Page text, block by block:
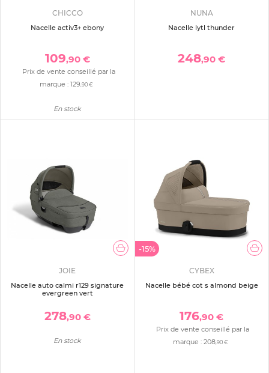
CHICCO
Nacelle activ3+ ebony
109,90 €
Prix de vente conseillé par la
marque : 129 ,90 €
En stock
NUNA
Nacelle lytl thunder
248,90 €
JOIE
Nacelle auto calmi r129 signature
evergreen vert
278,90 €
En stock
-15%
CYBEX
Nacelle bébé cot s almond beige
176,90 €
Prix de vente conseillé par la
marque : 208,90 €